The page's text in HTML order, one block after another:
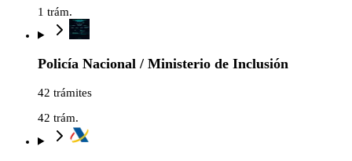
1 trám.
Policía Nacional / Ministerio de Inclusión
42 trámites
42 trám.